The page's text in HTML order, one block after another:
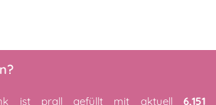
ist prall gefüllt mit aktuell 6,151